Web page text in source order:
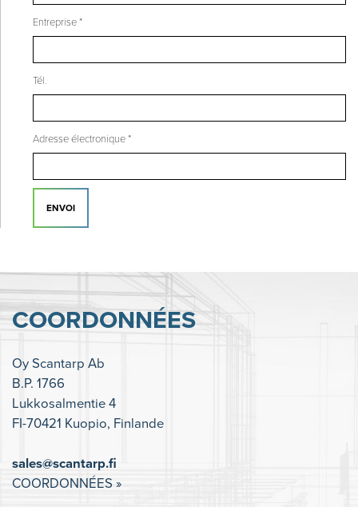
Entreprise *
Tél.
Adresse électronique *
ENVOI
COORDONNÉES
Oy Scantarp Ab
B.P. 1766
Lukkosalmentie 4
FI-70421 Kuopio, Finlande
sales@scantarp.fi
COORDONNÉES »